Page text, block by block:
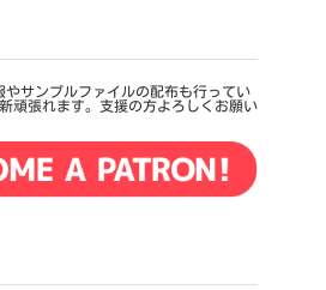
やサンプルファイルの配布も行ってい
頑張れます。支援の方よろしくお願い